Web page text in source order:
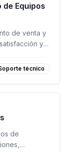
Equipos
de venta y
y
técnico
de